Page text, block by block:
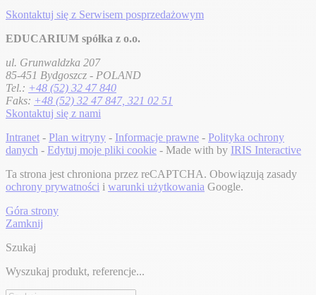
Skontaktuj się z Serwisem posprzedażowym
EDUCARIUM spółka z o.o.
ul. Grunwaldzka 207
85-451 Bydgoszcz - POLAND
Tel.: +48 (52) 32 47 840
Faks: +48 (52) 32 47 847, 321 02 51
Skontaktuj się z nami
Intranet - Plan witryny - Informacje prawne - Polityka ochrony
danych - Edytuj moje pliki cookie - Made with by IRIS Interactive
Ta strona jest chroniona przez reCAPTCHA. Obowiązują zasady
ochrony prywatności i warunki użytkowania Google.
Góra strony
Zamknij
Szukaj
Wyszukaj produkt, referencje...